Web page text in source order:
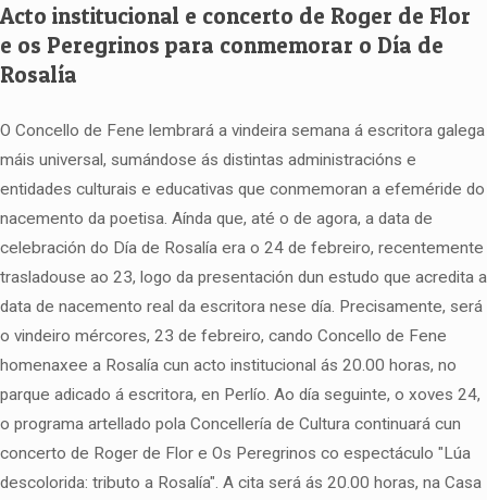
Acto institucional e concerto de Roger de Flor
e os Peregrinos para conmemorar o Día de
Rosalía
O Concello de Fene lembrará a vindeira semana á escritora galega
máis universal, sumándose ás distintas administracións e
entidades culturais e educativas que conmemoran a efeméride do
nacemento da poetisa. Aínda que, até o de agora, a data de
celebración do Día de Rosalía era o 24 de febreiro, recentemente
trasladouse ao 23, logo da presentación dun estudo que acredita a
data de nacemento real da escritora nese día. Precisamente, será
o vindeiro mércores, 23 de febreiro, cando Concello de Fene
homenaxee a Rosalía cun acto institucional ás 20.00 horas, no
parque adicado á escritora, en Perlío. Ao día seguinte, o xoves 24,
o programa artellado pola Concellería de Cultura continuará cun
concerto de Roger de Flor e Os Peregrinos co espectáculo "Lúa
descolorida: tributo a Rosalía". A cita será ás 20.00 horas, na Casa